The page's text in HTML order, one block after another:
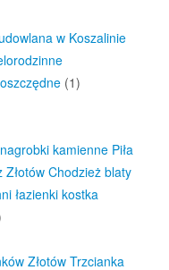
w Koszalinie
(1)
kamienne Piła
Złotów Chodzież blaty
łazienki kostka
Złotów Trzcianka